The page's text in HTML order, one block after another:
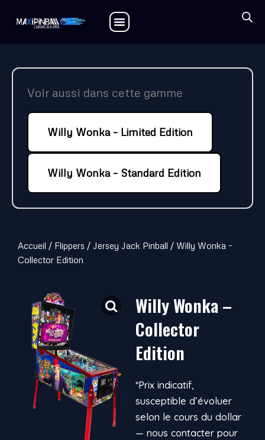
Voir aussi dans cette gamme
Willy Wonka – Limited Edition
Willy Wonka – Standard Edition
Accueil / Flippers / Jersey Jack Pinball / Willy Wonka –
Collector Edition
Willy Wonka –
Collector
Edition
*Prix indicatif,
susceptible d’évoluer
selon le cours du dollar
— nous contacter pour